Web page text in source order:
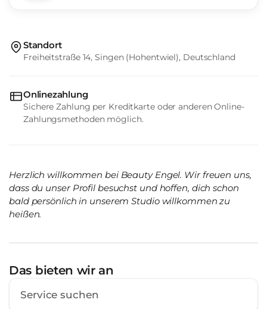
Standort
Freiheitstraße 14, Singen (Hohentwiel), Deutschland
Onlinezahlung
Sichere Zahlung per Kreditkarte oder anderen Online-
Zahlungsmethoden möglich.
Herzlich willkommen bei Beauty Engel. Wir freuen uns,
dass du unser Profil besuchst und hoffen, dich schon
bald persönlich in unserem Studio willkommen zu
heißen.
Das bieten wir an